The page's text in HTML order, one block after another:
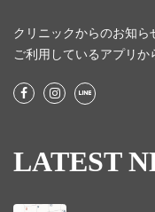
クリニックからのお知ら
ご利用しているアプリか
LATEST